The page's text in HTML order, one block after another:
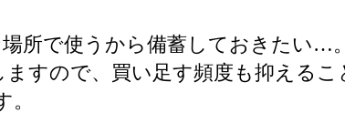
所で使うから備蓄しておきたい…。
すので、買い足す頻度も抑えるこ